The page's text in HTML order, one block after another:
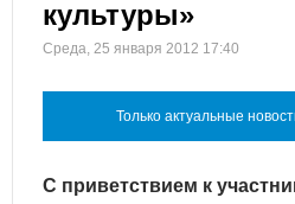
культуры»
Среда, 25 января 2012 17:40
Только актуальные
С приветствием к